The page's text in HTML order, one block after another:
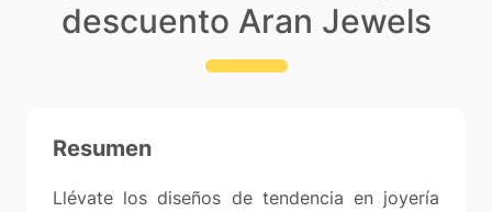
descuento Aran Jewels
Resumen
Llévate los diseños de tendencia en joyería